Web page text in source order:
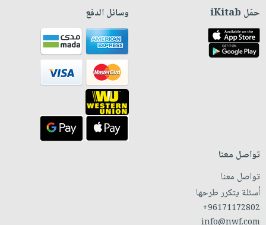
حمّل iKitab وسائل الدفع
تواصل معنا
تواصل معنا
أسئلة يتكرر طرحها
+96171172802